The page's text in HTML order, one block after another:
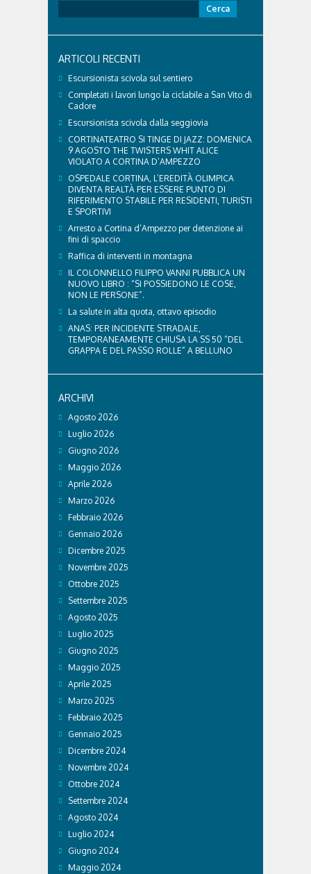
per:
ARTICOLI RECENTI
Escursionista scivola sul sentiero
Completati i lavori lungo la ciclabile a San Vito di
Cadore
Escursionista scivola dalla seggiovia
CORTINATEATRO SI TINGE DI JAZZ: DOMENICA
9 AGOSTO THE TWISTERS WHIT ALICE
VIOLATO A CORTINA D’AMPEZZO
OSPEDALE CORTINA, L’EREDITÀ OLIMPICA
DIVENTA REALTÀ PER ESSERE PUNTO DI
RIFERIMENTO STABILE PER RESIDENTI, TURISTI
E SPORTIVI
Arresto a Cortina d’Ampezzo per detenzione ai
fini di spaccio
Raffica di interventi in montagna
IL COLONNELLO FILIPPO VANNI PUBBLICA UN
NUOVO LIBRO : “SI POSSIEDONO LE COSE,
NON LE PERSONE”.
La salute in alta quota, ottavo episodio
ANAS: PER INCIDENTE STRADALE,
TEMPORANEAMENTE CHIUSA LA SS 50 “DEL
GRAPPA E DEL PASSO ROLLE” A BELLUNO
ARCHIVI
Agosto 2026
Luglio 2026
Giugno 2026
Maggio 2026
Aprile 2026
Marzo 2026
Febbraio 2026
Gennaio 2026
Dicembre 2025
Novembre 2025
Ottobre 2025
Settembre 2025
Agosto 2025
Luglio 2025
Giugno 2025
Maggio 2025
Aprile 2025
Marzo 2025
Febbraio 2025
Gennaio 2025
Dicembre 2024
Novembre 2024
Ottobre 2024
Settembre 2024
Agosto 2024
Luglio 2024
Giugno 2024
Maggio 2024